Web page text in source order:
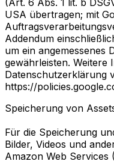
USA übertragen; mit
Addendum
um ein angemessenes
gewährleisten. Weitere
Datenschutzerklärung
https://
Speicherung von
Für die Speicherung
Bilder, Videos und
Amazon Web Services